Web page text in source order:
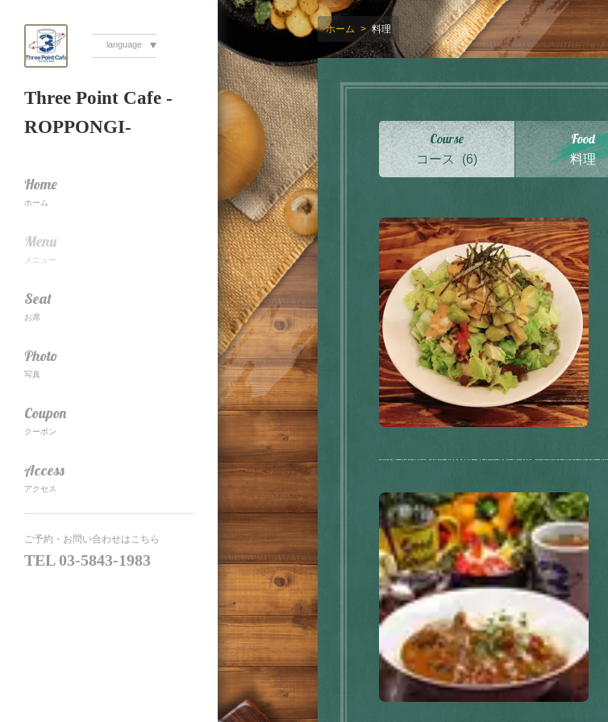
language
Three Point Cafe -
ROPPONGI-
Home
ホーム
Menu
メニュー
Seat
お席
Photo
写真
Coupon
クーポン
Access
アクセス
ご予約・お問い合わせはこちら
TEL03-5843-1983
ホーム 料理
Course
コース (6)
Food
料理